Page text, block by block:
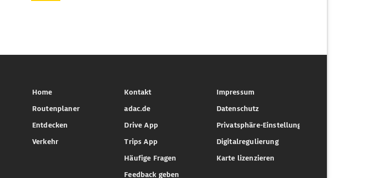
Home
Routenplaner
Entdecken
Verkehr
Kontakt
adac.de
Drive App
Trips App
Häufige Fragen
Feedback geben
Impressum
Datenschutz
Privatsphäre-Einstellungen
Digitalregulierung
Karte lizenzieren